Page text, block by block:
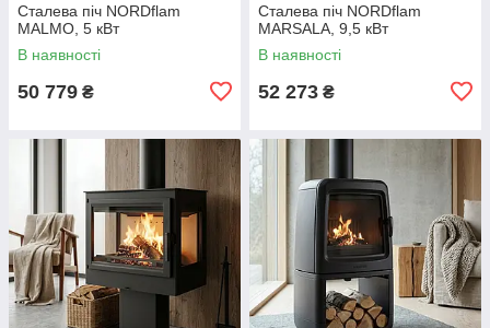
Сталева піч NORDflam
MALMO, 5 кВт
В наявності
50 779 ₴
Сталева піч NORDflam
MARSALA, 9,5 кВт
В наявності
52 273 ₴